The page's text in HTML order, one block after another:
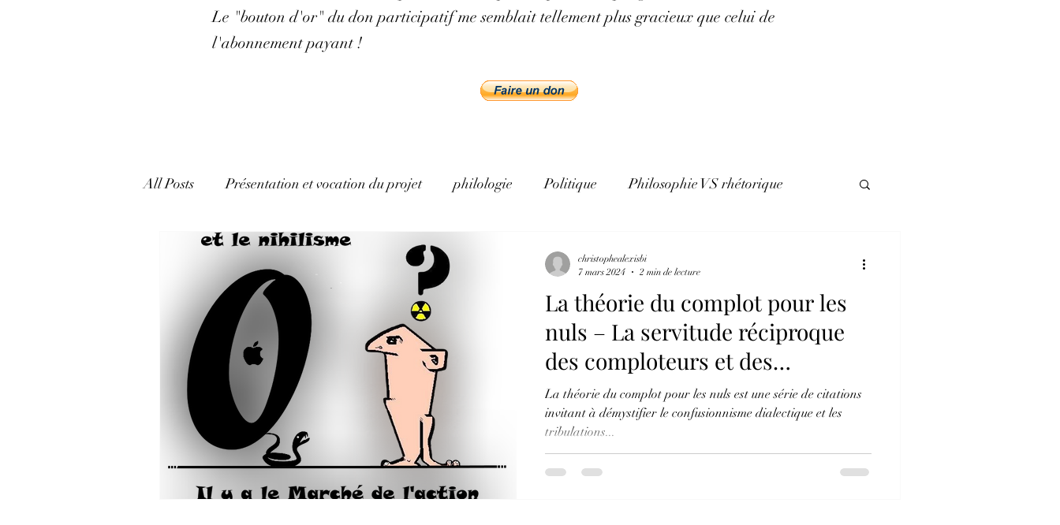
Le "bouton d'or" du don participatif me semblait tellement plus gracieux que celui de
l'abonnement payant !
All Posts Présentation et vocation du projet philologie Politique Philosophie VS rhétorique
catégorie mixte Mécanisme d'Histoire
Appréhender l'Hermétisme Eco Logos Science et religion Arithmancie pour les nuls
politique, pouvoir et argent éthique et éducation Science, politique, religion et art
Langage et pouvoir
La théorie du complot pour les
nuls – La servitude réciproque
des comploteurs et des
complotistes
La théorie du complot pour les nuls est une série de citations
invitant à démystifier le confusionnisme dialectique et les
tribulations...
christophealexisbi
7 mars 2024
2 min de lecture